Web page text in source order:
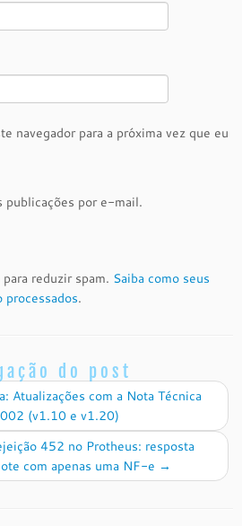
navegador para a próxima vez que eu
por e-mail.
reduzir spam. Saiba como seus
processados.
do post
Atualizações com a Nota Técnica
(v1.10 e v1.20)
452 no Protheus: resposta
com apenas uma NF-e →